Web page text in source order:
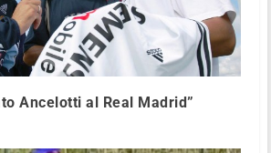
Ancelotti al Real Madrid”